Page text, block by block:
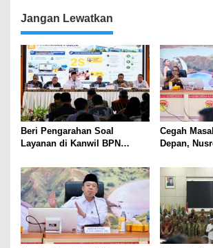
Jangan Lewatkan
Beri Pengarahan Soal
Layanan di Kanwil BPN
Nusron: Gunakan Sudut
Pandang Masyarakat
Cegah
Depan,
Rumah